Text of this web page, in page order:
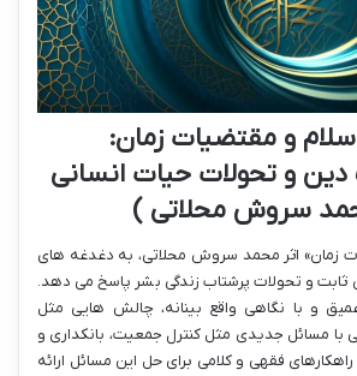
و مقتضیات زمان:
و تحولات حیات انسانی
سروش محلاتی )
زمان» اثر محمد سروش محلاتی، به دغدغه های
ثابت و تحولات پرشتاب زندگی بشر پاسخ می دهد.
و با نگاهی واقع بینانه، چالش هایی مثل
با مسائل جدیدی مثل کنترل جمعیت، بانکداری و
فقهی و کلامی برای حل این مسائل ارائه